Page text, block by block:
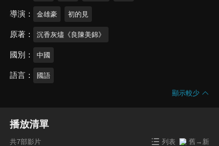
導演 金雄豪 初的見
原著 沉香灰燼《良陳美錦》
國別 中國
語言 國語
顯示較少
播放清單
共7部影片 列表 舊→新